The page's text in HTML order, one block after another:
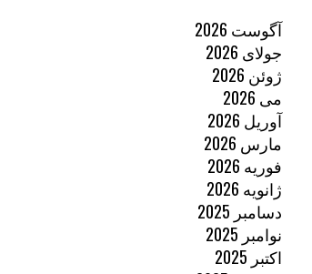
آگوست 2026
جولای 2026
ژوئن 2026
می 2026
آوریل 2026
مارس 2026
فوریه 2026
ژانویه 2026
دسامبر 2025
نوامبر 2025
اکتبر 2025